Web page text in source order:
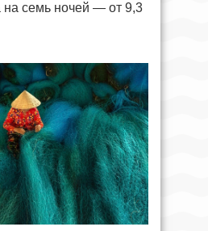
на семь ночей — от 9,3